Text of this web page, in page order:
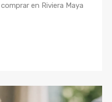
en Riviera Maya